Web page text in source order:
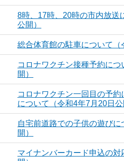
8時、17時、20時の市内放送
公開）
総合体育館の駐車について（
コロナワクチン接種予約に
開）
コロナワクチン一回目の予
について（令和4年7月20日公
自宅前道路での子供の遊び
開）
マイナンバーカード申込の